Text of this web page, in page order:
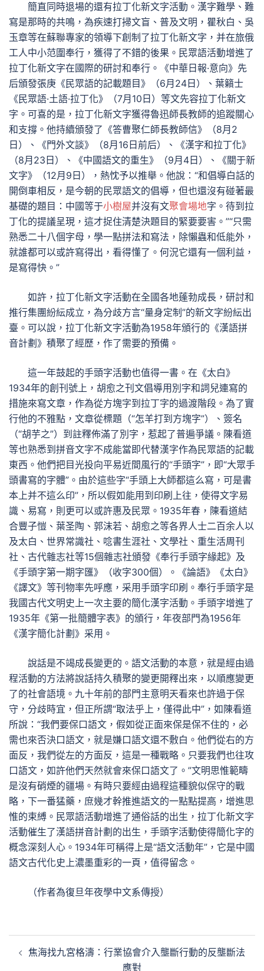
簡直同時退場的還有拉丁化新文字活動。漢字難學、難
寫是那時的共鳴，為疾速打掃文盲、普及文明，瞿秋白、吳
玉章等在蘇聯專家的領導下創制了拉丁化新文字，并在旅俄
工人中小范圍奉行，獲得了不錯的後果。民眾語活動增進了
拉丁化新文字在國際的研討和奉行。《中華日報·意向》先
后頒發張庚《民眾語的記載題目》（6月24日）、葉籟士
《民眾語·土語·拉丁化》（7月10日）等文先容拉丁化新文
字。可喜的是，拉丁化新文字獲得魯迅師長教師的追蹤關心
和支撐。他持續頒發了《答曹聚仁師長教師信》（8月2
日）、《門外文談》（8月16日前后）、《漢字和拉丁化》
（8月23日）、《中國語文的重生》（9月4日）、《關于新
文字》（12月9日），熱忱予以推舉。他說：“和倡導白話的
開倒車相反，是今朝的民眾語文的倡導，但也還沒有碰著最
基礎的題目：中國等于小樹屋并沒有文聚會場地字。待到拉
丁化的提議呈現，這才捉住清楚決題目的緊要要害。”“只需
熟悉二十八個字母，學一點拼法和寫法，除懶蟲和低能外，
就誰都可以或許寫得出，看得懂了。何況它還有一個利益，
是寫得快。”
如許，拉丁化新文字活動在全國各地蓬勃成長，研討和
推行集團紛紜成立，為分歧方言“量身定制”的新文字紛紜出
臺。可以說，拉丁化新文字活動為1958年頒行的《漢語拼
音計劃》積聚了經歷，作了需要的預備。
這一年鼓起的手頭字活動也值得一書。在《太白》
1934年的創刊號上，胡愈之刊文倡導用別字和詞兒連寫的
措施來寫文章，作為從方塊字到拉丁字的過渡階段。為了實
行他的不雅點，文章從標題（“怎羊打到方塊字”）、簽名
（“胡芋之”）到註釋佈滿了別字，惹起了普遍爭議。陳看道
等也熟悉到拼音文字不成能當即代替漢字作為民眾語的記載
東西。他們把目光投向平易近間風行的“手頭字”，即“大眾手
頭書寫的字體”。由於這些字“手頭上大師都這么寫，可是書
本上并不這么印”，所以假如能用到印刷上往，使得文字易
識、易寫，則更可以或許惠及民眾。1935年春，陳看道結
合豐子愷、葉圣陶、郭沫若、胡愈之等各界人士二百余人以
及太白、世界常識社、唸書生涯社、文學社、重生活周刊
社、古代雜志社等15個雜志社頒發《奉行手頭字緣起》及
《手頭字第一期字匯》（收字300個）。《論語》《太白》
《譯文》等刊物率先呼應，采用手頭字印刷。奉行手頭字是
我國古代文明史上一次主要的簡化漢字活動。手頭字增進了
1935年《第一批簡體字表》的頒行，年夜部門為1956年
《漢字簡化計劃》采用。
說話是不竭成長變更的。語文活動的本意，就是經由過
程活動的方法將說話持久積聚的變更開釋出來，以順應變更
了的社會語境。九十年前的部門主意明天看來也許過于保
守，分歧時宜，但正所謂“取法乎上，僅得此中”，如陳看道
所說：“我們要保口語文，假如從正面來保是保不住的，必
需也來否決口語文，就是嫌口語文還不敷白。他們從右的方
面反，我們從左的方面反，這是一種戰略。只要我們也往攻
口語文，如許他們天然就會來保口語文了。”文明思惟範疇
是沒有硝煙的疆場。有時只要經由過程這種貌似保守的戰
略，下一番猛藥，庶幾才幹推進語文的一點點提高，增進思
惟的束縛。民眾語活動增進了通俗話的出生，拉丁化新文字
活動催生了漢語拼音計劃的出生，手頭字活動使得簡化字的
概念深刻人心。1934年可稱得上是“語文活動年”，它是中國
語文古代化史上濃墨重彩的一頁，值得留念。
（作者為復旦年夜學中文系傳授）
章 焦海找九宮格濤：行業協會介入壟斷行動的反壟斷法
應對